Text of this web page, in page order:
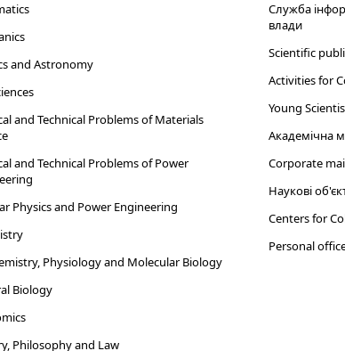
and Astronomy
and Technical Problems of Materials
and Technical Problems of Power
Physics and Power Engineering
Physiology and Molecular Biology
Biology
Philosophy and Law
Служба
влади
Scientific
Activities for
Young
Академічна
Corporate
Наукові
Centers for
Personal